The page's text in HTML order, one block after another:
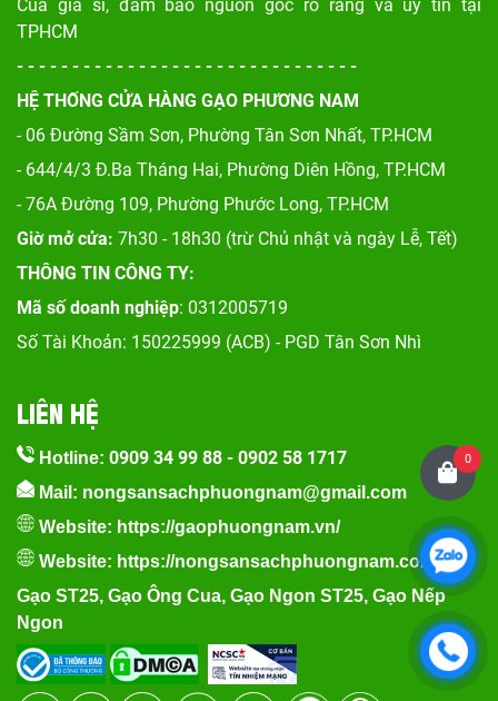
Cua giá sỉ, đảm bảo nguồn gốc rõ ràng và uy tín tại
TPHCM
- - - - - - - - - - - - - - - - - - - - - - - - - - - - - - -
HỆ THỐNG CỬA HÀNG GẠO PHƯƠNG NAM
- 06 Đường Sầm Sơn, Phường Tân Sơn Nhất, TP.HCM
- 644/4/3 Đ.Ba Tháng Hai, Phường Diên Hồng, TP.HCM
- 76A Đường 109, Phường Phước Long, TP.HCM
Giờ mở cửa: 7h30 - 18h30 (trừ Chủ nhật và ngày Lễ, Tết)
THÔNG TIN CÔNG TY:
Mã số doanh nghiệp: 0312005719
Số Tài Khoản: 150225999 (ACB) - PGD Tân Sơn Nhì
LIÊN HỆ
Hotline: 0909 34 99 88 - 0902 58 1717
Mail: nongsansachphuongnam@gmail.com
Website: https://gaophuongnam.vn/
Website: https://nongsansachphuongnam.com
Gạo ST25, Gạo Ông Cua, Gạo Ngon ST25, Gạo Nếp
Ngon
0